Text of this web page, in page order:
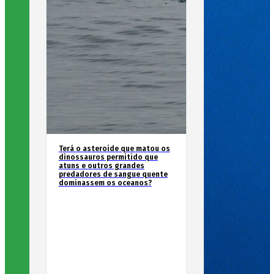
Terá o asteroide que matou os
dinossauros permitido que
atuns e outros grandes
predadores de sangue quente
dominassem os oceanos?